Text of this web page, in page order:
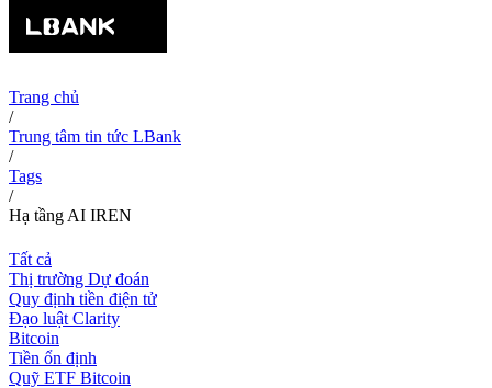
Trang chủ
/
Trung tâm tin tức LBank
/
Tags
/
Hạ tầng AI IREN
Tất cả
Thị trường Dự đoán
Quy định tiền điện tử
Đạo luật Clarity
Bitcoin
Tiền ổn định
Quỹ ETF Bitcoin